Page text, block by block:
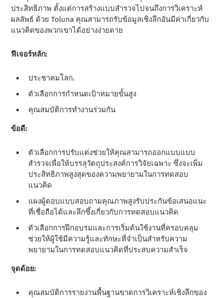
ประสิทธิภาพ ตั้งแต่การสร้างแบบสํารวจไปจนถึงการวิเคราะห์
ผลลัพธ์ ด้วย Toluna คุณสามารถรับข้อมูลเชิงลึกอันมีค่าเกี่ยวกับ
แนวคิดของพวกเขาได้อย่างง่ายดาย
ฟีเจอร์หลัก:
ประชาคมโลก.
ตัวเลือกการกําหนดเป้าหมายขั้นสูง
คุณสมบัติการทํางานร่วมกัน
ข้อดี:
ตัวเลือกการปรับแต่งช่วยให้คุณสามารถออกแบบแบบ
สํารวจเพื่อให้บรรลุวัตถุประสงค์การวิจัยเฉพาะ ซึ่งจะเพิ่ม
ประสิทธิภาพสูงสุดของความพยายามในการทดสอบ
แนวคิด
แผงผู้ตอบแบบสอบถามคุณภาพสูงรับประกันข้อเสนอแนะ
ที่เชื่อถือได้และลึกซึ้งเกี่ยวกับการทดสอบแนวคิด
ตัวเลือกการฝึกอบรมและการเริ่มต้นใช้งานที่ครอบคลุม
ช่วยให้ผู้ใช้มีความรู้และทักษะที่จําเป็นสําหรับความ
พยายามในการทดสอบแนวคิดที่ประสบความสําเร็จ
จุดด้อย:
คุณสมบัติการรายงานพื้นฐานขาดการวิเคราะห์เชิงลึกของ